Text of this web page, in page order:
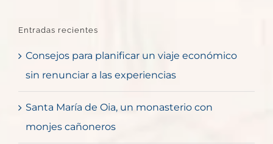
Entradas recientes
Consejos para planificar un viaje económico
sin renunciar a las experiencias
Santa María de Oia, un monasterio con
monjes cañoneros